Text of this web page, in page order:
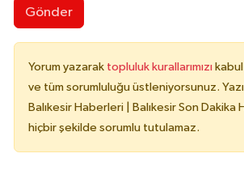
Gönder
Yorum yazarak topluluk kurallarımızı
ve tüm sorumluluğu üstleniyorsunuz.
Balıkesir Haberleri | Balıkesir Son Dakika
hiçbir şekilde sorumlu tutulamaz.